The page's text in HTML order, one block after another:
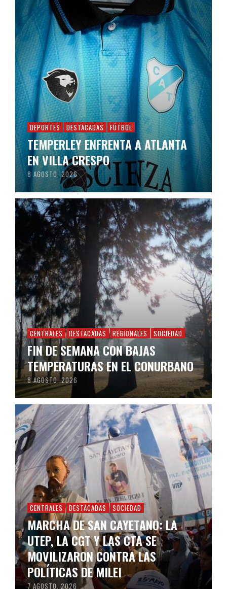
DEPORTES DESTACADAS FÚTBOL
TEMPERLEY ENFRENTA A ATLANTA
EN VILLA CRESPO
8 AGOSTO, 2026
CENTRALES DESTACADAS REGIONALES SOCIEDAD
FIN DE SEMANA CON BAJAS
TEMPERATURAS EN EL CONURBANO
8 AGOSTO, 2026
CENTRALES DESTACADAS SOCIEDAD
MARCHA DE SAN CAYETANO: LA
UTEP, LA CGT Y LAS CTA SE
MOVILIZARON CONTRA LAS
POLÍTICAS DE MILEI
7 AGOSTO, 2026